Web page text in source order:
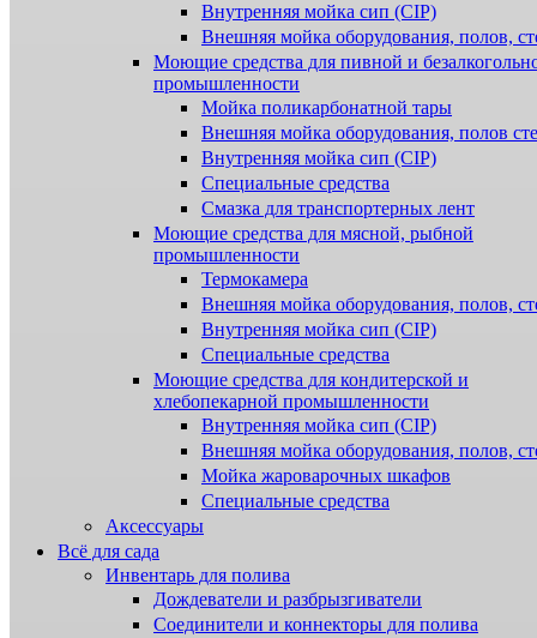
Внутренняя мойка сип (CIP)
Внешняя мойка оборудования, полов,
Моющие средства для пивной и
промышленности
Мойка поликарбонатной тары
Внешняя мойка оборудования, полов
Внутренняя мойка сип (CIP)
Специальные средства
Смазка для транспортерных лент
Моющие средства для мясной, рыбной
промышленности
Термокамера
Внешняя мойка оборудования, полов,
Внутренняя мойка сип (CIP)
Специальные средства
Моющие средства для кондитерской и
хлебопекарной промышленности
Внутренняя мойка сип (CIP)
Внешняя мойка оборудования, полов,
Мойка жароварочных шкафов
Специальные средства
Аксессуары
Всё для сада
Инвентарь для полива
Дождеватели и разбрызгиватели
Соединители и коннекторы для полива